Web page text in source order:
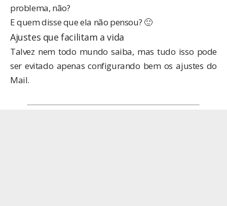
problema, não?
E quem disse que ela não pensou? 🙂
Ajustes que facilitam a vida
Talvez nem todo mundo saiba, mas tudo isso pode
ser evitado apenas configurando bem os ajustes do
Mail.